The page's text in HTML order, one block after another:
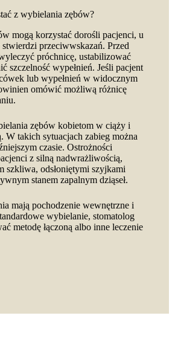
z wybielania zębów?
mogą korzystać dorośli pacjenci, u
przeciwwskazań. Przed
próchnicę, ustabilizować
szczelność wypełnień. Jeśli pacjent
lub wypełnień w widocznym
omówić możliwą różnicę
zębów kobietom w ciąży i
W takich sytuacjach zabieg można
czasie. Ostrożności
z silną nadwrażliwością,
szkliwa, odsłoniętymi szyjkami
stanem zapalnym dziąseł.
mają pochodzenie wewnętrzne i
wybielanie, stomatolog
metodę łączoną albo inne leczenie